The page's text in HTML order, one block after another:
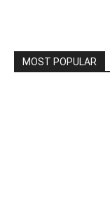
MOST POPULAR